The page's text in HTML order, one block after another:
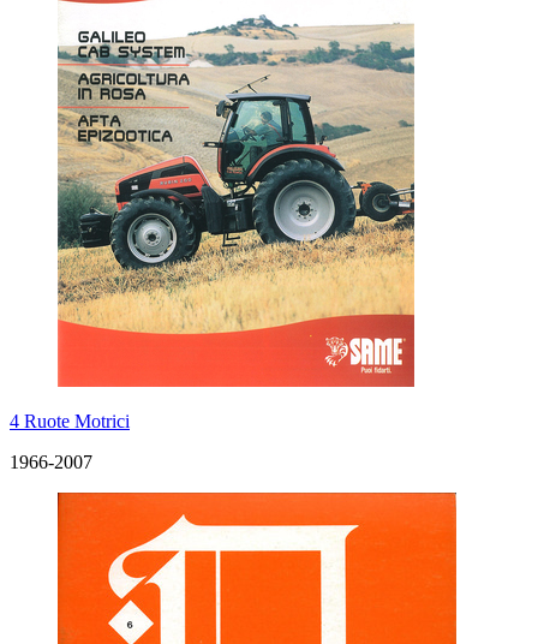
4 Ruote Motrici
1966-2007